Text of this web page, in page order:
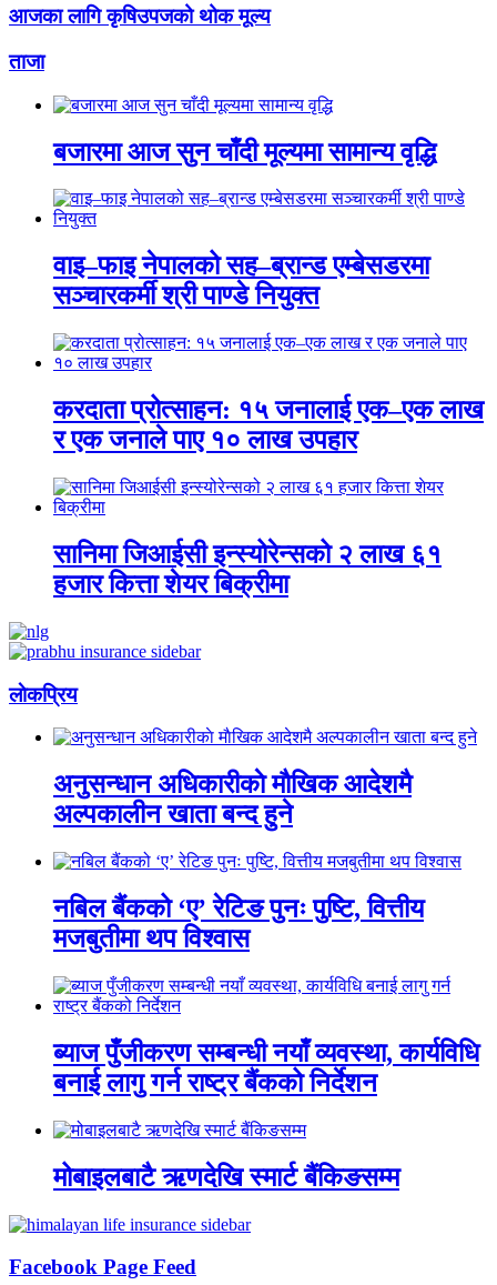
आजका लागि कृषिउपजको थोक मूल्य
ताजा
बजारमा आज सुन चाँदी मूल्यमा सामान्य वृद्धि
वाइ–फाइ नेपालको सह–ब्रान्ड एम्बेसडरमा
सञ्चारकर्मी श्री पाण्डे नियुक्त
करदाता प्रोत्साहन: १५ जनालाई एक–एक लाख
र एक जनाले पाए १० लाख उपहार
सानिमा जिआईसी इन्स्योरेन्सको २ लाख ६१
हजार कित्ता शेयर बिक्रीमा
लाेकप्रिय
अनुसन्धान अधिकारीकाे माैखिक आदेशमै
अल्पकालीन खाता बन्द हुने
नबिल बैंकको ‘ए’ रेटिङ पुनः पुष्टि, वित्तीय
मजबुतीमा थप विश्वास
ब्याज पुँजीकरण सम्बन्धी नयाँ व्यवस्था, कार्यविधि
बनाई लागु गर्न राष्ट्र बैंकको निर्देशन
मोबाइलबाटै ऋणदेखि स्मार्ट बैंकिङसम्म
Facebook Page Feed